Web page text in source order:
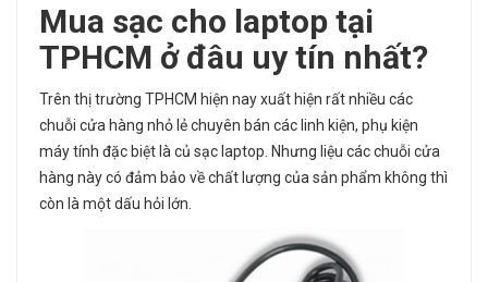
Mua sạc cho laptop tại
TPHCM ở đâu uy tín nhất?
Trên thị trường TPHCM hiện nay xuất hiện rất nhiều các
chuỗi cửa hàng nhỏ lẻ chuyên bán các linh kiện, phụ kiện
máy tính đặc biệt là củ sạc laptop. Nhưng liệu các chuỗi cửa
hàng này có đảm bảo về chất lượng của sản phẩm không thì
còn là một dấu hỏi lớn.